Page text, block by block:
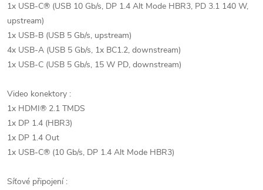
1x USB-C® (USB 10 Gb/s, DP 1.4 Alt Mode HBR3, PD 3.1 140 W,
upstream)
1x USB-B (USB 5 Gb/s, upstream)
4x USB-A (USB 5 Gb/s, 1x BC1.2, downstream)
1x USB-C (USB 5 Gb/s, 15 W PD, downstream)
Video konektory :
1x HDMI® 2.1 TMDS
1x DP 1.4 (HBR3)
1x DP 1.4 Out
1x USB-C® (10 Gb/s, DP 1.4 Alt Mode HBR3)
Síťové připojení :